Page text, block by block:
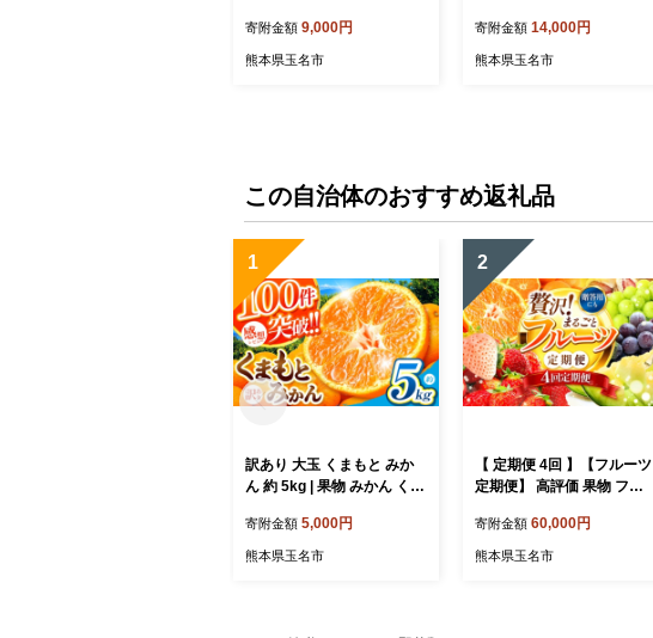
マト アイコ 熊本県 玉名市
寄附金額 9,000円
熊本県玉名市
熊本県 玉名市
寄附金額 14,000円
熊本県玉名市
この自治体のおすすめ返礼品
1
訳あり 大玉 くまもと みか
ん 約 5kg | 果物 みかん くだ
ん 柑橘 みかん 柑橘類 みか
ん ミカン 家庭用 みかん 熊
寄附金額 5,000円
熊本県玉名市
2
【 定期便 4回 】【フルーツ
定期便】 高評価 果物 フル
ご みかん 不知火 スイカ ぶ
どう メロン シャインマスカ
寄附金額 60,000円
熊本県玉名市